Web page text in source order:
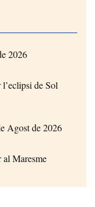
2026
de Sol
Agost de 2026
al Maresme